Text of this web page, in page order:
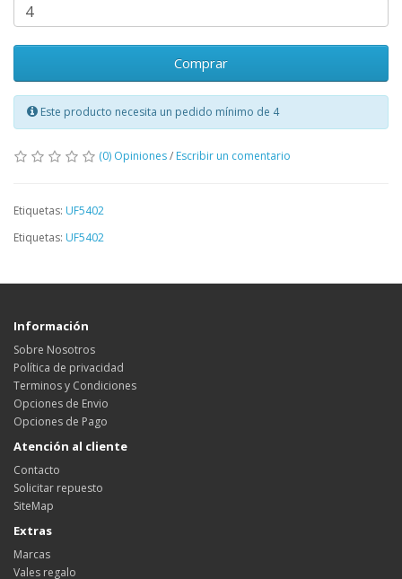
Comprar
Este producto necesita un pedido mínimo de 4
(0) Opiniones/ Escribir un comentario
Etiquetas: UF5402
Etiquetas: UF5402
Información
Sobre Nosotros
Política de privacidad
Terminos y Condiciones
Opciones de Envio
Opciones de Pago
Atención al cliente
Contacto
Solicitar repuesto
SiteMap
Extras
Marcas
Vales regalo